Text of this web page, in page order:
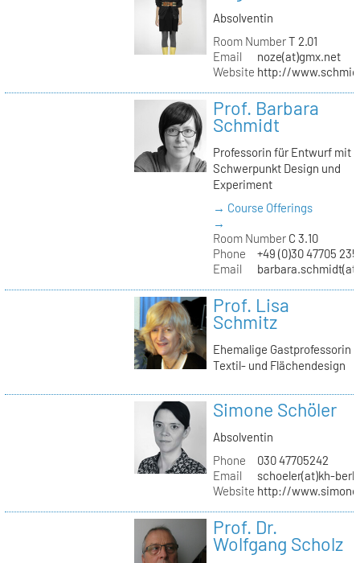
Absolventin
Room NumberT 2.01
Email
noze(at)gmx.net
Website http://
Prof. Barbara
Schmidt
Professorin für Entwurf mit
Schwerpunkt Design und
Experiment
→ Course Offerings
→
Room NumberC 3.10
Phone
+49 (0)30 47705 235
Email
Prof. Lisa
Schmitz
Ehemalige Gastprofessorin
Textil- und Flächendesign
Simone Schöler
Absolventin
Phone
030 47705242
Email
schoeler(at)kh-
Website http://
Prof. Dr.
Wolfgang Scholz